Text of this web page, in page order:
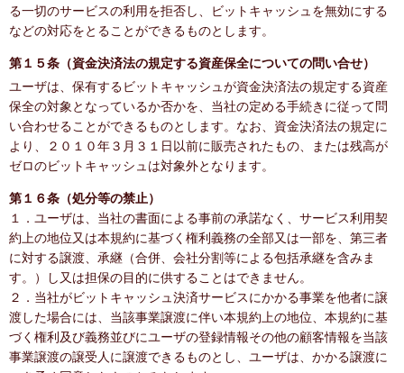
る一切のサービスの利用を拒否し、ビットキャッシュを無効にする
などの対応をとることができるものとします。
第１５条（資金決済法の規定する資産保全についての問い合せ）
ユーザは、保有するビットキャッシュが資金決済法の規定する資産
保全の対象となっているか否かを、当社の定める手続きに従って問
い合わせることができるものとします。なお、資金決済法の規定に
より、２０１０年３月３１日以前に販売されたもの、または残高が
ゼロのビットキャッシュは対象外となります。
第１６条（処分等の禁止）
１．ユーザは、当社の書面による事前の承諾なく、サービス利用契
約上の地位又は本規約に基づく権利義務の全部又は一部を、第三者
に対する譲渡、承継（合併、会社分割等による包括承継を含みま
す。）し又は担保の目的に供することはできません。
２．当社がビットキャッシュ決済サービスにかかる事業を他者に譲
渡した場合には、当該事業譲渡に伴い本規約上の地位、本規約に基
づく権利及び義務並びにユーザの登録情報その他の顧客情報を当該
事業譲渡の譲受人に譲渡できるものとし、ユーザは、かかる譲渡に